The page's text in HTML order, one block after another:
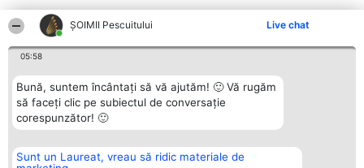
ȘOIMII Pescuitului Live chat
05:58
Bună, suntem încântați să vă ajutăm! 🙂 Vă rugăm
să faceți clic pe subiectul de conversație
corespunzător! 🙂
Sunt un Laureat, vreau să ridic materiale de
Organizator Ranking Plebiscyt Contact